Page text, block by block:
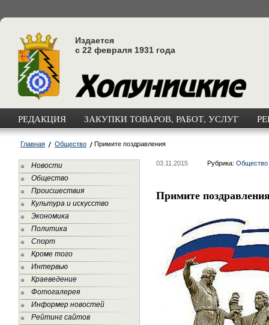
Издается
с 22 февраля 1931 года
РЕДАКЦИЯ ЗАКУПКИ ТОВАРОВ, РАБОТ, УСЛУГ
Главная Общество Примите поздравления
Новости
Общество
Происшествия
Культура и искусство
Экономика
Политика
Спорт
Кроме того
Интервью
Краеведение
Фотогалерея
Информер новостей
Рейтинг сайтов
03.11.2015 Рубрика: Общество
Примите